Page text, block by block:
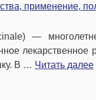
применение,
—
В … Читать далее